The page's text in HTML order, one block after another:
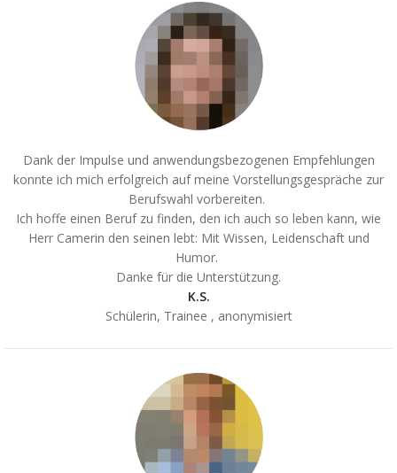
Dank der Impulse und anwendungsbezogenen Empfehlungen
konnte ich mich erfolgreich auf meine Vorstellungsgespräche zur
Berufswahl vorbereiten.
Ich hoffe einen Beruf zu finden, den ich auch so leben kann, wie
Herr Camerin den seinen lebt: Mit Wissen, Leidenschaft und
Humor.
Danke für die Unterstützung.
K.S.
Schülerin, Trainee , anonymisiert